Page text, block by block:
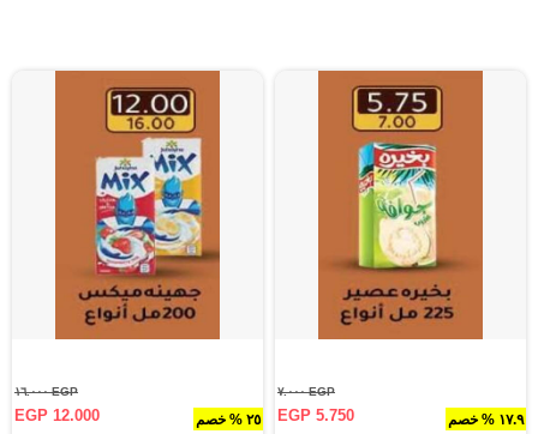
١٧.٩ % خصم
EGP ٧.٠٠٠
EGP 5.750 ٢٥ % خصم
EGP ١٦.٠٠٠
EGP 12.000